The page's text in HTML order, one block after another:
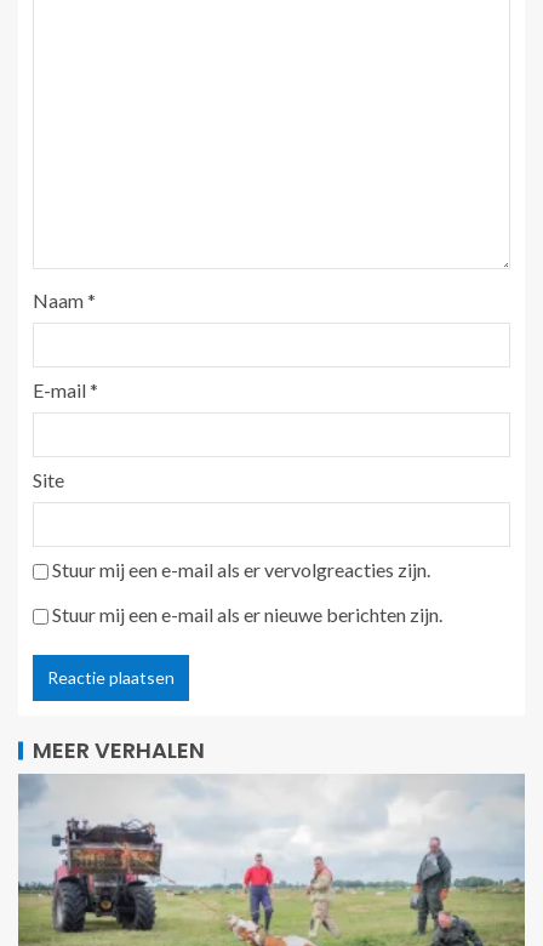
Naam*
E-mail*
Site
Stuur mij een e-mail als er vervolgreacties zijn.
Stuur mij een e-mail als er nieuwe berichten zijn.
MEER VERHALEN